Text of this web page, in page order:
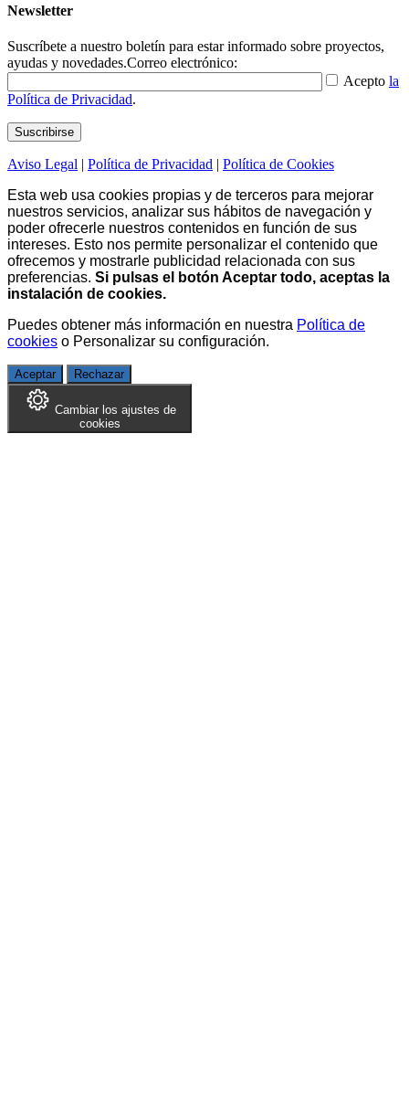
Newsletter
Suscríbete a nuestro boletín para estar informado sobre proyectos,
ayudas y novedades.Correo electrónico:
Acepto la
Política de Privacidad.
Aviso Legal | Política de Privacidad | Política de Cookies
Esta web usa cookies propias y de terceros para mejorar
nuestros servicios, analizar sus hábitos de navegación y
poder ofrecerle nuestros contenidos en función de sus
intereses. Esto nos permite personalizar el contenido que
ofrecemos y mostrarle publicidad relacionada con sus
preferencias. Si pulsas el botón Aceptar todo, aceptas la
instalación de cookies.
Puedes obtener más información en nuestra Política de
cookies o Personalizar su configuración.
Aceptar Rechazar
Cambiar los ajustes de
cookies